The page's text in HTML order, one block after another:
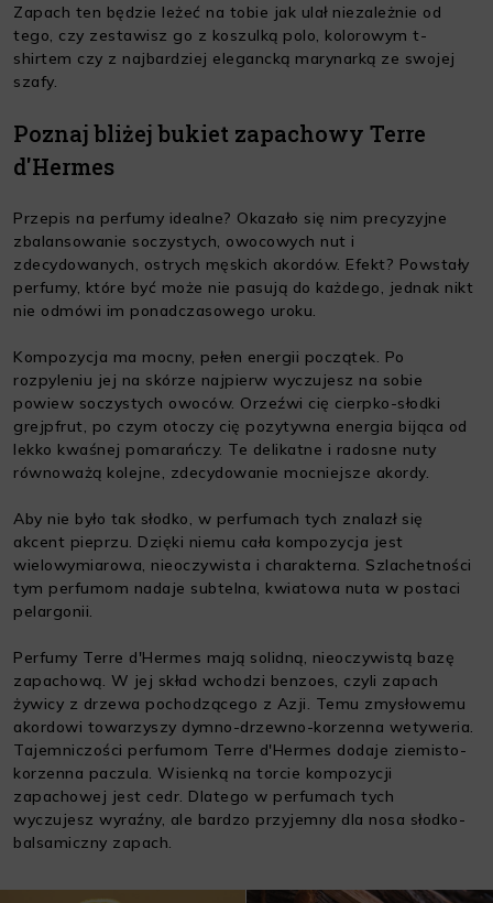
Zapach ten będzie leżeć na tobie jak ulał niezależnie od
tego, czy zestawisz go z koszulką polo, kolorowym t-
shirtem czy z najbardziej elegancką marynarką ze swojej
szafy.
Poznaj bliżej bukiet zapachowy Terre
d'Hermes
Przepis na perfumy idealne? Okazało się nim precyzyjne
zbalansowanie soczystych, owocowych nut i
zdecydowanych, ostrych męskich akordów. Efekt? Powstały
perfumy, które być może nie pasują do każdego, jednak nikt
nie odmówi im ponadczasowego uroku.
Kompozycja ma mocny, pełen energii początek. Po
rozpyleniu jej na skórze najpierw wyczujesz na sobie
powiew soczystych owoców. Orzeźwi cię cierpko-słodki
grejpfrut, po czym otoczy cię pozytywna energia bijąca od
lekko kwaśnej pomarańczy. Te delikatne i radosne nuty
równoważą kolejne, zdecydowanie mocniejsze akordy.
Aby nie było tak słodko, w perfumach tych znalazł się
akcent pieprzu. Dzięki niemu cała kompozycja jest
wielowymiarowa, nieoczywista i charakterna. Szlachetności
tym perfumom nadaje subtelna, kwiatowa nuta w postaci
pelargonii.
Perfumy Terre d'Hermes mają solidną, nieoczywistą bazę
zapachową. W jej skład wchodzi benzoes, czyli zapach
żywicy z drzewa pochodzącego z Azji. Temu zmysłowemu
akordowi towarzyszy dymno-drzewno-korzenna wetyweria.
Tajemniczości perfumom Terre d'Hermes dodaje ziemisto-
korzenna paczula. Wisienką na torcie kompozycji
zapachowej jest cedr. Dlatego w perfumach tych
wyczujesz wyraźny, ale bardzo przyjemny dla nosa słodko-
balsamiczny zapach.